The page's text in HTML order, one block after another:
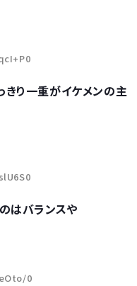
り一重がイケメンの主
はバランスや
0